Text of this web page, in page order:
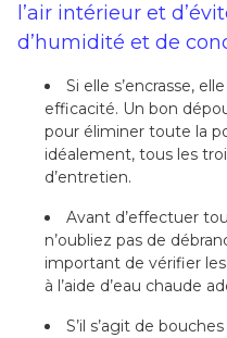
l’air intérieur et
d’humidité et de
Si elle s’encrasse,
efficacité. Un bon
pour éliminer toute la
idéalement, tous les
d’entretien.
Avant d’effectuer
n’oubliez pas de
important de vérifier les
à l’aide d’eau chaude
S’il s’agit de